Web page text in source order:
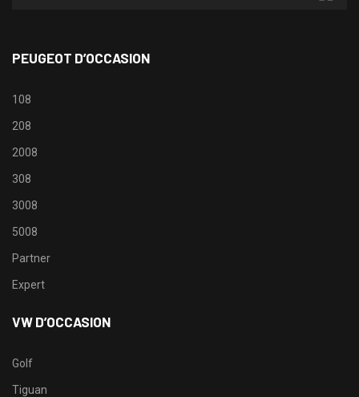
PEUGEOT D’OCCASION
108
208
2008
308
3008
5008
Partner
Expert
VW D’OCCASION
Golf
Tiguan